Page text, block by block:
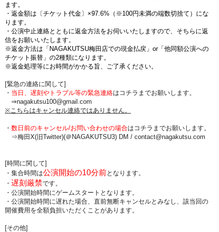
ます。
・ 返金額は〔チケット代金〕×97.6%（※100円未満の端数切捨て ）にな
ります。
・公演中止連絡とともに返金方法をお伺いいたしますので、そちらに返
信をお願いいたします。
※返金方法は「NAGAKUTSU梅田店での現金払戻」or「他同額公演への
チケット振替」の2種類になります。
※返金処理等にお時間がかかる旨、ご了承ください。
[緊急の連絡に関して]
・ 当日、遅刻やトラブル等の緊急連絡はコチラまでお願いします。
⇒nagakutsu100@gmail.com
※こちらはキャンセル連絡ではありません。
・ 数日前のキャンセル/お問い合わせの場合は コチラまでお願いします。
⇒梅田X(旧Twitter)(＠NAGAKUTSU3) DM / contact@nagakutsu.com
[時間に関して]
・集合時間は公演開始の10分前となります。
・ 遅刻厳禁です。
・公演開始時間にゲームスタートとなります。
・公演開始時間に遅れた場合、直前無断キャンセルとみなし、該当回の
開催費用を全額負担いただくことがあります。
[その他]